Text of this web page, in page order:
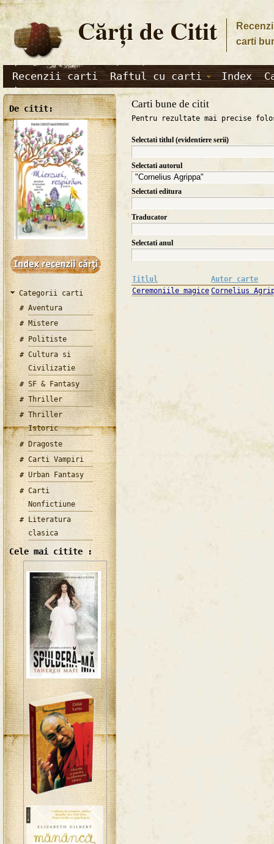
Cărţi de Citit
carti
Recenzii carti Raftul cu carti Index
De citit:
Categorii carti
Aventura
Mistere
Politiste
Cultura si
Civilizatie
SF & Fantasy
Thriller
Thriller
Istoric
Dragoste
Carti Vampiri
Urban Fantasy
Carti
Nonfictiune
Literatura
clasica
Cele mai citite :
Carti bune de citit
Pentru rezultate mai precise
Selectati titlul (evidentiere serii)
Selectati autorul
Selectati editura
Traducator
Selectati anul
Titlul
Autor carte
Ceremoniile magice Cornelius